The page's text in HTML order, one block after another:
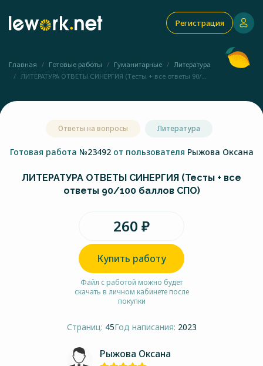
Регистрация
Главная Готовые работы Гуманитарные
Литература
ЛИТЕРАТУРА ОТВЕТЫ СИНЕРГИЯ (Тесты + все ответы 90/...
Ответы на вопросы Литература
Готовая работа №23492 от пользователя Рыжова Оксана
ЛИТЕРАТУРА ОТВЕТЫ СИНЕРГИЯ (Тесты + все
ответы 90/100 баллов СПО)
260 ₽
Купить работу
Файл с работой можно будет
скачать в личном кабинете после
покупки
Страниц: 45Год написания: 2023
Рыжова Оксана